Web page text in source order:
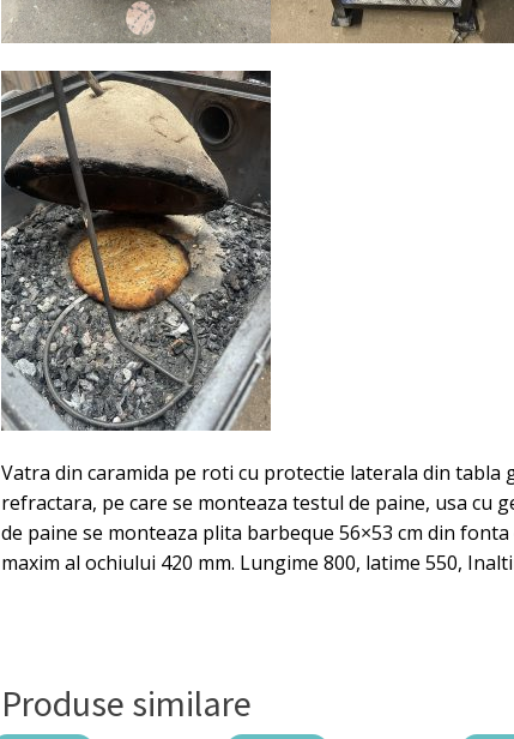
Vatra din caramida pe roti cu protectie laterala din tabla
refractara, pe care se monteaza testul de paine, usa cu
de paine se monteaza plita barbeque 56×53 cm din
maxim al ochiului 420 mm. Lungime 800, latime 550,
Produse similare